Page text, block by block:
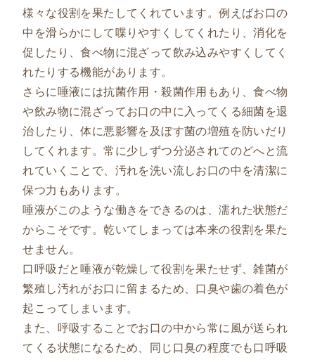
様々な役割を果たしてくれています。例えばお口の
中を滑らかにして喋りやすくしてくれたり、消化を
促したり、食べ物に混ざって飲み込みやすくしてく
れたりする機能があります。
さらに唾液には抗菌作用・殺菌作用もあり、食べ物
や飲み物に混ざってお口の中に入ってくる細菌を退
治したり、体に悪影響を及ぼす菌の増殖を防いだり
してくれます。常に少しずつ分泌されてのどへと流
れていくことで、汚れを洗い流しお口の中を清潔に
保つ力もあります。
唾液がこのような働きをできるのは、濡れた状態だ
からこそです。乾いてしまっては本来の役割を果た
せません。
口呼吸だと唾液が乾燥して役割を果たせず、雑菌が
繁殖し汚れがお口に留まるため、口臭や歯の着色が
起こってしまいます。
また、呼吸することでお口の中から常に風が送られ
てくる状態になるため、同じ口臭の程度でも口呼吸